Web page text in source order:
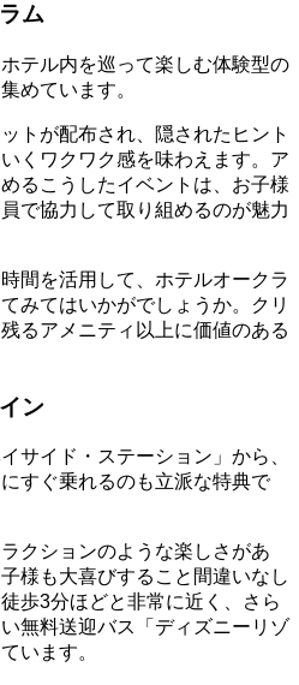
ム
テル内を巡って楽しむ体験型の
めています。
トが配布され、隠されたヒント
くワクワク感を味わえます。ア
るこうしたイベントは、お子様
で協力して取り組めるのが魅力
間を活用して、ホテルオークラ
みてはいかがでしょうか。クリ
るアメニティ以上に価値のある
ン
サイド・ステーション」から、
すぐ乗れるのも立派な特典で
クションのような楽しさがあ
様も大喜びすること間違いなし
歩3分ほどと非常に近く、さら
無料送迎バス「ディズニーリゾ
います。